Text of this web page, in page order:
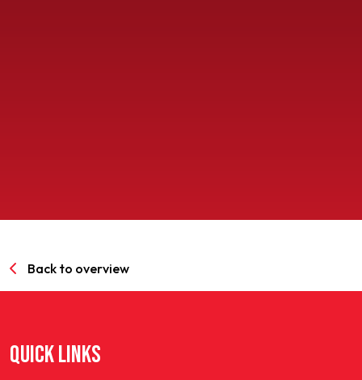
Back to overview
QUICK LINKS